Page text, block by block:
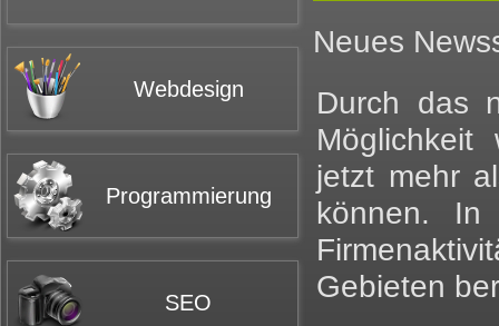
Webdesign
Programmierung
SEO
Neues
Durch das
jetzt mehr
können. In
Gebieten